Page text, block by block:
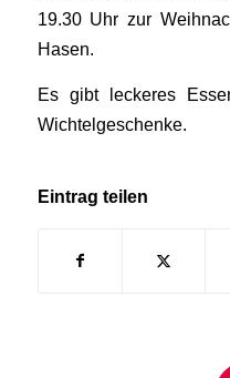
19.30 Uhr zur
Hasen.
Es gibt leckeres
Wichtelgeschenke.
Eintrag teilen